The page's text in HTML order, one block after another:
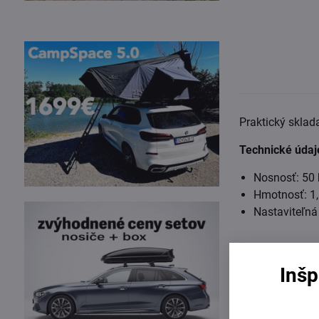
Praktický
Technické
Nosnosť: 50
Hmotnosť:
Viac z